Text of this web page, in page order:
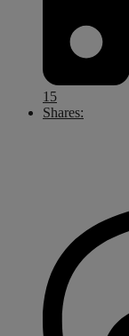
15
Shares: